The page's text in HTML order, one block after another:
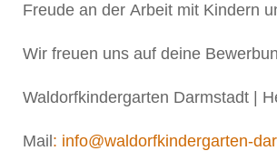
Freude an der Arbeit mit Kindern
Wir freuen uns auf deine
Waldorfkindergarten Darmstadt |
Mail : info@waldorfkindergarten-